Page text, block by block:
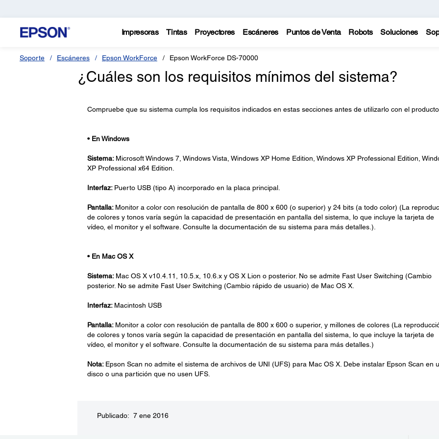
Impresoras Tintas Proyectores Escáneres Puntos de Venta Robots Soluciones
Soporte Escáneres Epson WorkForce Epson WorkForce DS-70000
¿Cuáles son los requisitos mínimos del sistema?
Compruebe que su sistema cumpla los requisitos indicados en estas secciones antes de utilizarlo con el producto.
•En Windows
Sistema: Microsoft Windows 7, Windows Vista, Windows XP Home Edition, Windows XP Professional Edition,
XP Professional x64 Edition.
Interfaz: Puerto USB (tipo A) incorporado en la placa principal.
Pantalla: Monitor a color con resolución de pantalla de 800 x 600 (o superior) y 24 bits (a todo color) (La
de colores y tonos varía según la capacidad de presentación en pantalla del sistema, lo que incluye la tarjeta de
vídeo, el monitor y el software. Consulte la documentación de su sistema para más detalles.).
•En Mac OS X
Sistema: Mac OS X v10.4.11, 10.5.x, 10.6.x y OS X Lion o posterior. No se admite Fast User Switching (Cambio
posterior. No se admite Fast User Switching (Cambio rápido de usuario) de Mac OS X.
Interfaz: Macintosh USB
Pantalla: Monitor a color con resolución de pantalla de 800 x 600 o superior, y millones de colores (La
de colores y tonos varía según la capacidad de presentación en pantalla del sistema, lo que incluye la tarjeta de
vídeo, el monitor y el software. Consulte la documentación de su sistema para más detalles.)
Nota: Epson Scan no admite el sistema de archivos de UNI (UFS) para Mac OS X. Debe instalar Epson Scan en
disco o una partición que no usen UFS.
Publicado: 7 ene 2016